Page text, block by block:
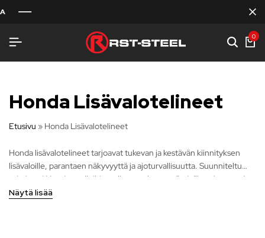
0
Honda Lisävalotelineet
Etusivu » Honda Lisävalotelineet
Honda lisävalotelineet tarjoavat tukevan ja kestävän kiinnityksen
lisävaloille, parantaen näkyvyyttä ja ajoturvallisuutta. Suunniteltu
erityisesti Honda-malleihin, telineet takaavat täydellisen istuvuuden
ja helpon asennuksen. Valmistettu laadukkaista materiaaleista, ne
Näytä lisää